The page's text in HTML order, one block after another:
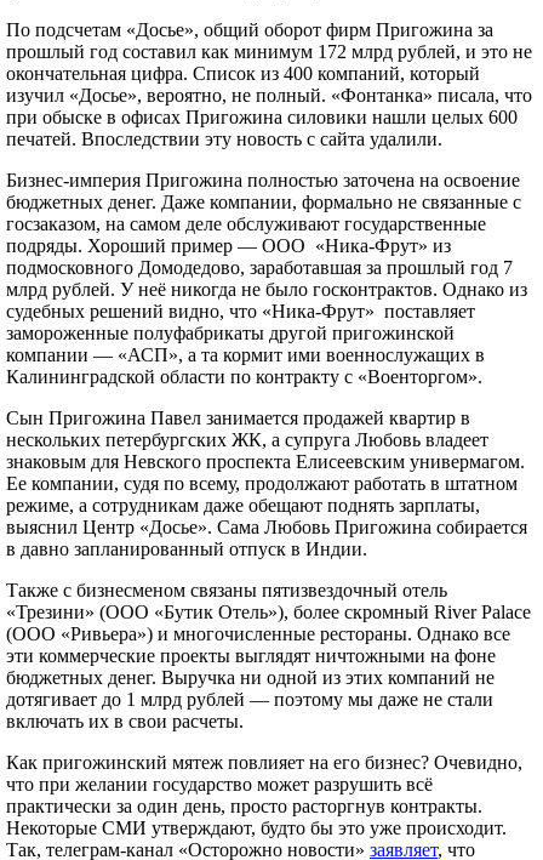
По подсчетам «Досье», общий оборот фирм Пригожина за
прошлый год составил как минимум 172 млрд рублей, и это не
окончательная цифра. Список из 400 компаний, который
изучил «Досье», вероятно, не полный. «Фонтанка» писала, что
при обыске в офисах Пригожина силовики нашли целых 600
печатей. Впоследствии эту новость с сайта удалили.
Бизнес-империя Пригожина полностью заточена на освоение
бюджетных денег. Даже компании, формально не связанные с
госзаказом, на самом деле обслуживают государственные
подряды. Хороший пример — ООО «Ника-Фрут» из
подмосковного Домодедово, заработавшая за прошлый год 7
млрд рублей. У неё никогда не было госконтрактов. Однако из
судебных решений видно, что «Ника-Фрут» поставляет
замороженные полуфабрикаты другой пригожинской
компании — «АСП», а та кормит ими военнослужащих в
Калининградской области по контракту с «Военторгом».
Сын Пригожина Павел занимается продажей квартир в
нескольких петербургских ЖК, а супруга Любовь владеет
знаковым для Невского проспекта Елисеевским универмагом.
Ее компании, судя по всему, продолжают работать в штатном
режиме, а сотрудникам даже обещают поднять зарплаты,
выяснил Центр «Досье». Сама Любовь Пригожина собирается
в давно запланированный отпуск в Индии.
Также с бизнесменом связаны пятизвездочный отель
«Трезини» (ООО «Бутик Отель»), более скромный River Palace
(ООО «Ривьера») и многочисленные рестораны. Однако все
эти коммерческие проекты выглядят ничтожными на фоне
бюджетных денег. Выручка ни одной из этих компаний не
дотягивает до 1 млрд рублей — поэтому мы даже не стали
включать их в свои расчеты.
Как пригожинский мятеж повлияет на его бизнес? Очевидно,
что при желании государство может разрушить всё
практически за один день, просто расторгнув контракты.
Некоторые СМИ утверждают, будто бы это уже происходит.
Так, телеграм-канал «Осторожно новости» заявляет, что